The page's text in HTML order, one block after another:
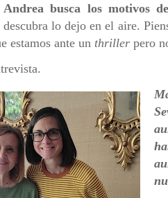
Andrea busca los motivos
lo dejo en el aire.
estamos ante un thriller pero